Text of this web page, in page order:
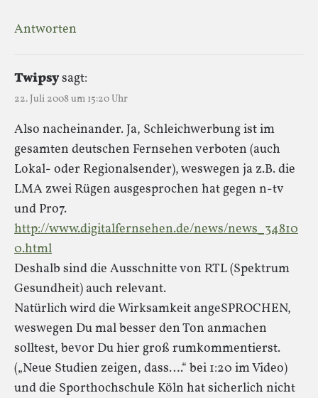
Antworten
Twipsysagt:
22. Juli 2008 um 15:20 Uhr
Also nacheinander. Ja, Schleichwerbung ist im
gesamten deutschen Fernsehen verboten (auch
Lokal- oder Regionalsender), weswegen ja z.B. die
LMA zwei Rügen ausgesprochen hat gegen n-tv
und Pro7.
http://www.digitalfernsehen.de/news/news_34810
0.html
Deshalb sind die Ausschnitte von RTL (Spektrum
Gesundheit) auch relevant.
Natürlich wird die Wirksamkeit angeSPROCHEN,
weswegen Du mal besser den Ton anmachen
solltest, bevor Du hier groß rumkommentierst.
(„Neue Studien zeigen, dass….“ bei 1:20 im Video)
und die Sporthochschule Köln hat sicherlich nicht